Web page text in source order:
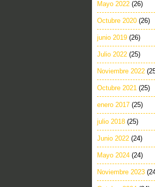
Mayo 2022 (26)
Octubre 2020 (26)
junio 2019 (26)
Julio 2022 (25)
Noviembre 2022
Octubre 2021 (25)
enero 2017 (25)
julio 2018 (25)
Junio 2022 (24)
Mayo 2024 (24)
Noviembre 2023